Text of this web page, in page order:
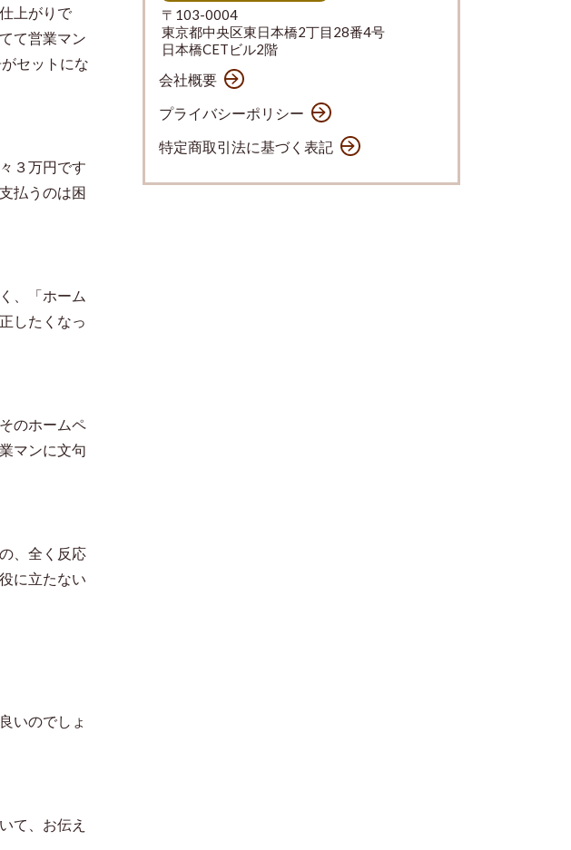
上がりで
て営業マン
セットにな
３万円です
払うのは困
、「ホーム
したくなっ
のホームペ
マンに文句
、全く反応
に立たない
いのでしょ
て、お伝え
〒103-0004
東京都中央区東日本橋2丁目28番4号
日本橋CETビル2階
会社概要
プライバシーポリシー
特定商取引法に基づく表記